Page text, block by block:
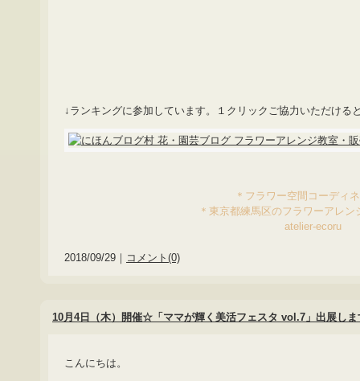
↓ランキングに参加しています。１クリックご協力いただける
＊フラワー空間コーディ
＊東京都練馬区のフラワーアレン
atelier-ecoru
2018/09/29｜ コメント(0)
10月4日（木）開催☆「ママが輝く美活フェスタ vol.7」出展しま
こんにちは。